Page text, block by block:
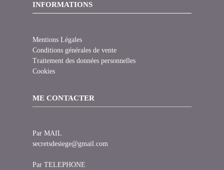
INFORMATIONS
Mentions Légales
Conditions générales de vente
Traitement des données personnelles
Cookies
ME CONTACTER
Par MAIL
secretsdesiege@gmail.com
Par TELEPHONE